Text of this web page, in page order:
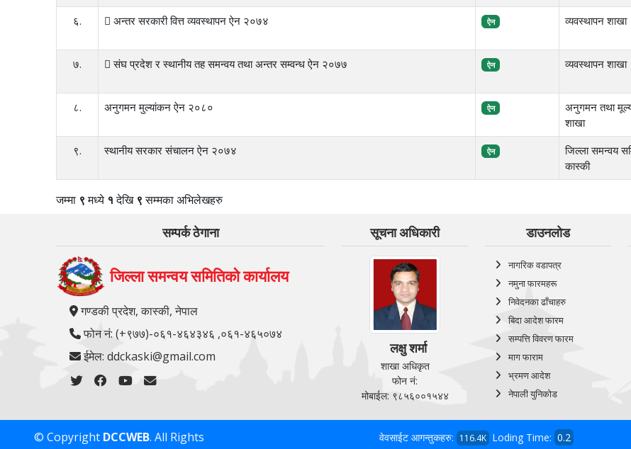
६.  अन्तर सरकारी वित्त व्यवस्थापन ऐन २०७४ ऐन व्यवस्थापन शाखा
७.  संघ प्रदेश र स्थानीय तह समन्वय तथा अन्तर सम्वन्ध ऐन २०७७ ऐन व्यवस्थापन शाखा
८. अनुगमन मुल्यांकन ऐन २०८० ऐन
अनुगमन तथा
शाखा
९. स्थानीय सरकार संचालन ऐन २०७४ ऐन
जिल्ला समन्वय
कास्की
जम्मा ९मध्ये १देखि ९सम्मका अभिलेखहरु
सम्पर्क ठेगाना
जिल्ला समन्वय समितिको कार्यालय
गण्डकी प्रदेश, कास्की, नेपाल
फोन नं: (+९७७)-०६१-४६४३४६ ,०६१-४६५०७४
ईमेल: ddckaski@gmail.com
सूचना अधिकारी
लक्षु शर्मा
शाखा अधिकृत
फोन नं:
मोबाईल: ९८५६००१५४४
डाउनलोड
नागरिक वडापत्र
नमुना फारमहरू
निवेदनका ढाँचाहरु
बिदा आदेश फारम
सम्पत्ति विवरण फारम
माग फाराम
भ्रमण आदेश
नेपाली युनिकोड
© Copyright DCCWEB. All Rights
वेवसाईट आगन्तुकहरु: 116.4K Loding Time: 0.2